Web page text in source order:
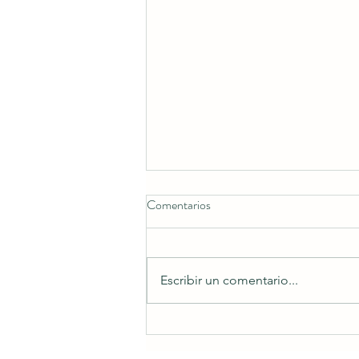
¿Quien es Dios?
Comentarios
Escribir un comentario...